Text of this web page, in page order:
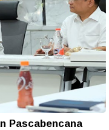
Pascabencana